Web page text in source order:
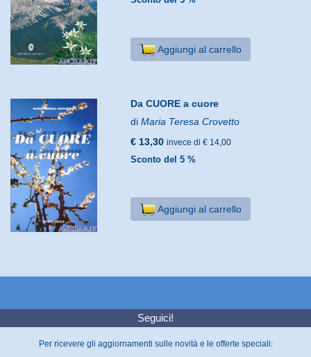
Aggiungi al carrello
Da CUORE a cuore
diMaria Teresa Crovetto
€ 13,30 invece di € 14,00
Sconto del 5 %
Aggiungi al carrello
Seguici!
Per ricevere gli aggiornamenti sulle novità e le offerte speciali: